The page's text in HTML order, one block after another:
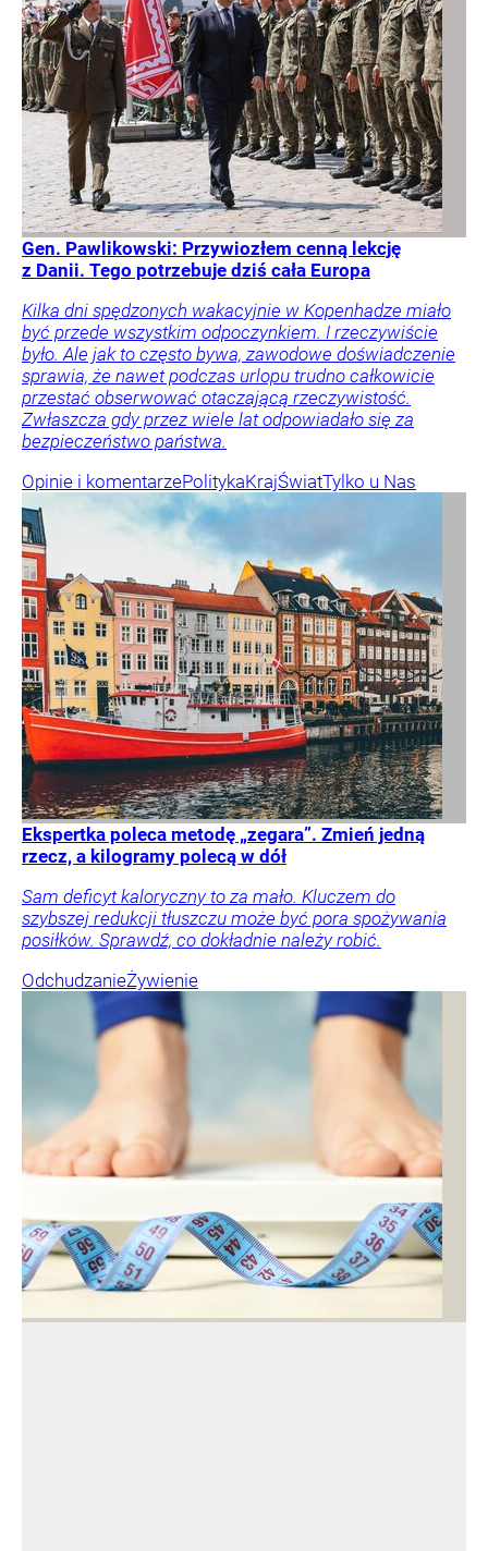
Gen. Pawlikowski: Przywiozłem cenną lekcję
z Danii. Tego potrzebuje dziś cała Europa
Kilka dni spędzonych wakacyjnie w Kopenhadze miało
być przede wszystkim odpoczynkiem. I rzeczywiście
było. Ale jak to często bywa, zawodowe doświadczenie
sprawia, że nawet podczas urlopu trudno całkowicie
przestać obserwować otaczającą rzeczywistość.
Zwłaszcza gdy przez wiele lat odpowiadało się za
bezpieczeństwo państwa.
Opinie i komentarzePolitykaKrajŚwiatTylko u Nas
Ekspertka poleca metodę „zegara”. Zmień jedną
rzecz, a kilogramy polecą w dół
Sam deficyt kaloryczny to za mało. Kluczem do
szybszej redukcji tłuszczu może być pora spożywania
posiłków. Sprawdź, co dokładnie należy robić.
OdchudzanieŻywienie